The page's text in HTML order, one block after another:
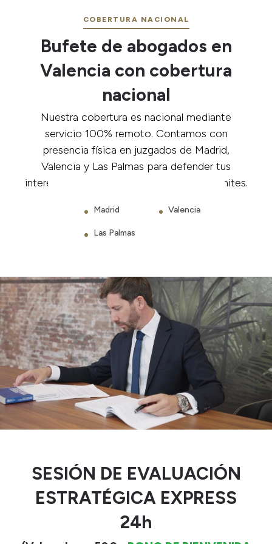
Protegemos tu patrimonio, tu libertad y tu negocio. Si
tienes un problema legal, nosotros tenemos la
herramienta jurídica para solucionarlo.
COBERTURA NACIONAL
Bufete de abogados en
Valencia con cobertura
nacional
Nuestra cobertura es nacional mediante
servicio 100% remoto. Contamos con
presencia física en juzgados de Madrid,
Valencia y Las Palmas para defender tus
intereses. Tu seguridad jurídica no tiene límites.
Madrid Valencia
Las Palmas
SESIÓN DE EVALUACIÓN
ESTRATÉGICA EXPRESS
24h